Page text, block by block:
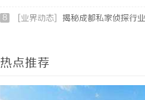
8 [业界动态] 揭秘成都私家侦探行业的发展与应用
热点推荐